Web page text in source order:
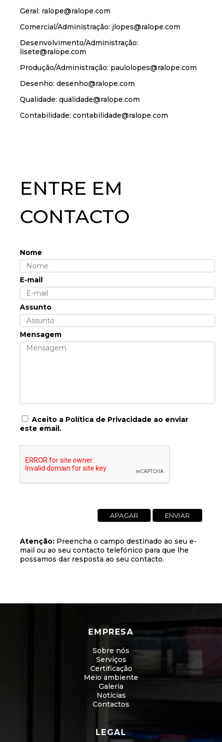
Geral: ralope@ralope.com
Comercial/Administração: jlopes@ralope.com
Desenvolvimento/Administração:
lisete@ralope.com
Produção/Administração: paulolopes@ralope.com
Desenho: desenho@ralope.com
Qualidade: qualidade@ralope.com
Contabilidade: contabilidade@ralope.com
ENTRE EM
CONTACTO
Nome
E-mail
Assunto
Mensagem
Aceito a Política de Privacidade ao enviar
este email.
Atenção: Preencha o campo destinado ao seu e-
mail ou ao seu contacto telefónico para que lhe
possamos dar resposta ao seu contacto.
EMPRESA
Sobre nós
Serviços
Certificação
Meio ambiente
Galeria
Notícias
Contactos
LEGAL